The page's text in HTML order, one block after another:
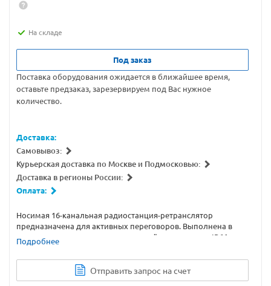
На складе
Под заказ
Поставка оборудования ожидается в ближайшее время,
оставьте предзаказ, зарезервируем под Вас нужное
количество.
Доставка:
Самовывоз:
Курьерская доставка по Москве и Подмосковью:
Доставка в регионы России:
Оплата:
Носимая 16-канальная радиостанция-ретранслятор
предназначена для активных переговоров. Выполнена в
ударопрочном пыле- и влагозащищённом корпусе IP66.
Подробнее
Отправить запрос на счет